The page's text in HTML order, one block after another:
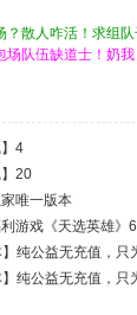
散人咋活！求组队
队伍缺道士！奶我
4
20
唯一版本
游戏《天选英雄》
纯公益无充值，只
纯公益无充值，